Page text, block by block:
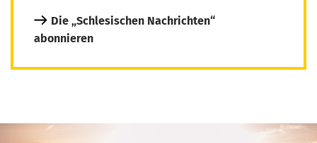
Die „Schlesischen Nachrichten“
abonnieren